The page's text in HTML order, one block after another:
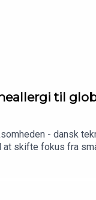
til
- dansk
at skifte fokus fra
blev for meget
% af for 2